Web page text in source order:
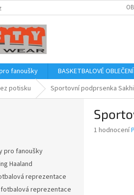
fanoušky BASKETBALOVÉ
potisku Sportovní podprsenka
pro fanoušky
Haaland
reprezentace
reprezentace
Průměrné
1 hodnocení